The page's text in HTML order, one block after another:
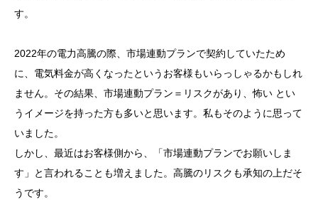
す。
2022年の電力高騰の際、市場連動プランで契約していたため
に、電気料金が高くなったというお客様もいらっしゃるかもしれ
ません。その結果、市場連動プラン＝リスクがあり、怖い とい
うイメージを持った方も多いと思います。私もそのように思って
いました。
しかし、最近はお客様側から、「市場連動プランでお願いしま
す」と言われることも増えました。高騰のリスクも承知の上だそ
うです。